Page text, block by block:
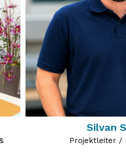
Silvan
Projektleiter /